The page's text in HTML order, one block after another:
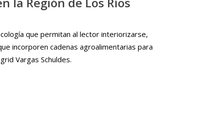
que permitan al lector interiorizarse,
incorporen cadenas agroalimentarias para
Vargas Schuldes.